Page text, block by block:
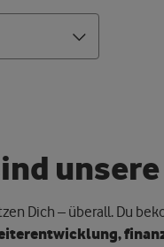
ind unsere
Dich – überall. Du